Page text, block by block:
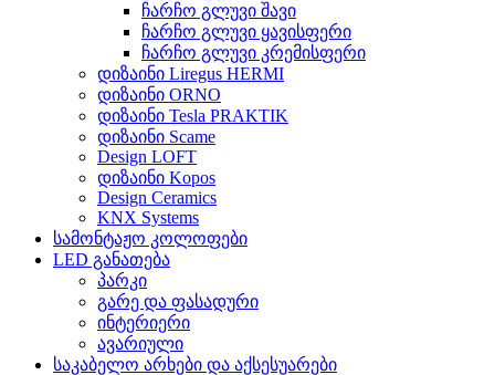
ჩარჩო გლუვი შავი
ჩარჩო გლუვი ყავისფერი
ჩარჩო გლუვი კრემისფერი
დიზაინი Liregus HERMI
დიზაინი ORNO
დიზაინი Tesla PRAKTIK
დიზაინი Scame
Design LOFT
დიზაინი Kopos
Design Ceramics
KNX Systems
სამონტაჟო კოლოფები
LED განათება
პარკი
გარე და ფასადური
ინტერიერი
ავარიული
საკაბელო არხები და აქსესუარები